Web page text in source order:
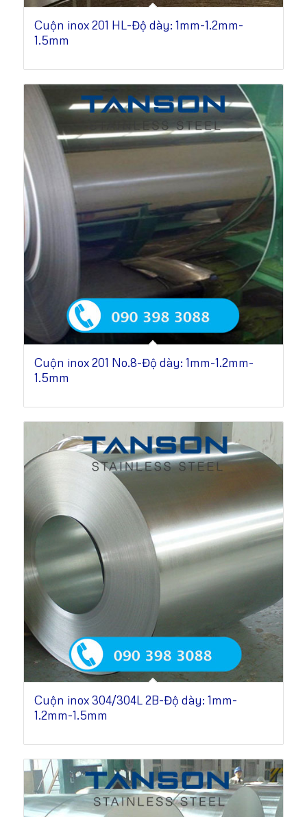
Cuộn inox 201 HL-Độ dày: 1mm-1.2mm-
1.5mm
Cuộn inox 201 No.8-Độ dày: 1mm-1.2mm-
1.5mm
Cuộn inox 304/304L 2B-Độ dày: 1mm-
1.2mm-1.5mm